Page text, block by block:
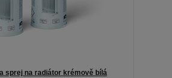
sprej na radiátor krémově bílá